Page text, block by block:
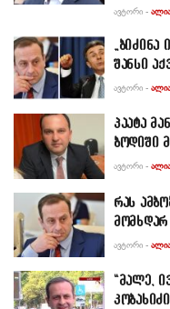
ᲐᲕᲢᲝᲠᲘ - ᲐᲚᲘᲐ
შანსი
ᲐᲕᲢᲝᲠᲘ - ᲐᲚᲘᲐ
პაატა
ბოდიში
ᲐᲕᲢᲝᲠᲘ - ᲐᲚᲘᲐ
რას
მომხდარ
ᲐᲕᲢᲝᲠᲘ - ᲐᲚᲘᲐ
“მალე,